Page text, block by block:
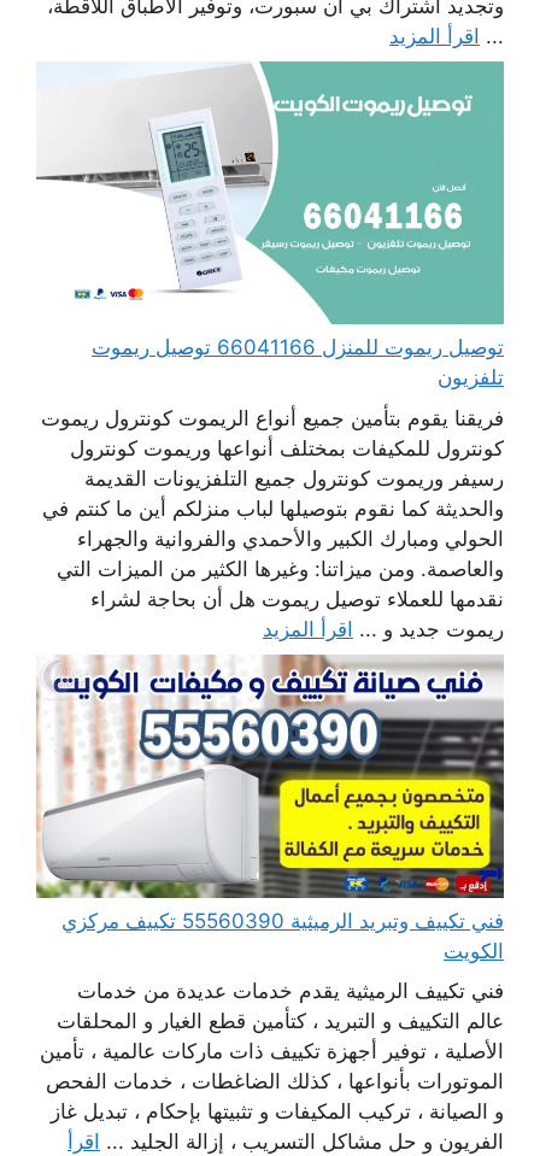
وتجديد اشتراك بي أن سبورت، وتوفير الأطباق اللاقطة،
... اقرأ المزيد
توصيل ريموت للمنزل 66041166 توصيل ريموت
تلفزيون
فريقنا يقوم بتأمين جميع أنواع الريموت كونترول ريموت
كونترول للمكيفات بمختلف أنواعها وريموت كونترول
رسيفر وريموت كونترول جميع التلفزيونات القديمة
والحديثة كما نقوم بتوصيلها لباب منزلكم أين ما كنتم في
الحولي ومبارك الكبير والأحمدي والفروانية والجهراء
والعاصمة. ومن ميزاتنا: وغيرها الكثير من الميزات التي
نقدمها للعملاء توصيل ريموت هل أن بحاجة لشراء
ريموت جديد و ... اقرأ المزيد
فني تكييف وتبريد الرميثية 55560390 تكييف مركزي
الكويت
فني تكييف الرميثية يقدم خدمات عديدة من خدمات
عالم التكييف و التبريد ، كتأمين قطع الغيار و المحلقات
الأصلية ، توفير أجهزة تكييف ذات ماركات عالمية ، تأمين
الموتورات بأنواعها ، كذلك الضاغطات ، خدمات الفحص
و الصيانة ، تركيب المكيفات و تثبيتها بإحكام ، تبديل غاز
الفريون و حل مشاكل التسريب ، إزالة الجليد ... اقرأ